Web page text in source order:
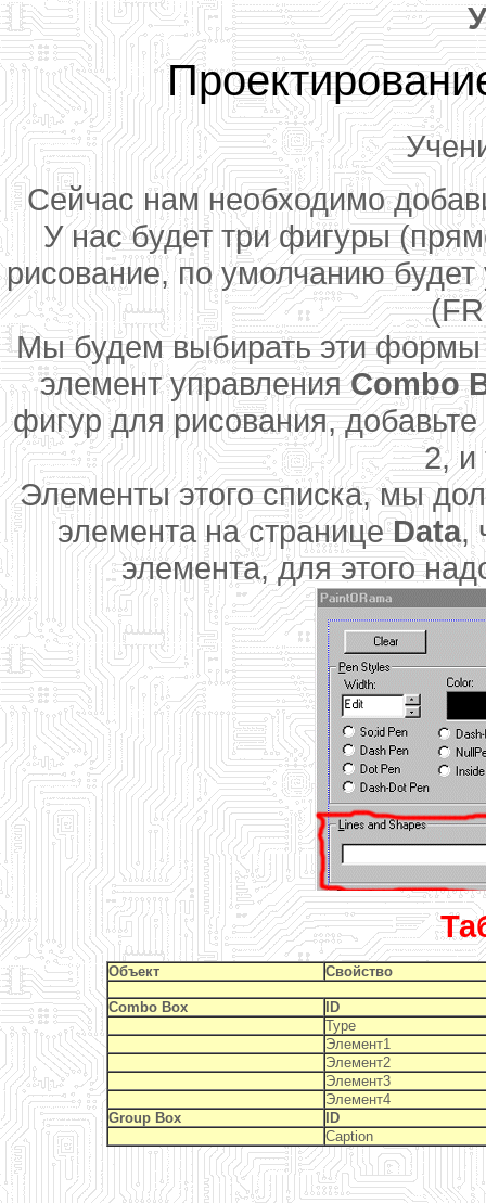
Сейчас нам необходимо
У нас будет три фигуры
рисование, по умолчанию будет
Мы будем выбирать эти формы
элемент управленияCombo
фигур для рисования,
2, и
Элементы этого списка, мы
элемента на страницеData,
элемента, для этого
Объект Свойство
Combo Box
ID
Type
Элемент1
Элемент2
Элемент3
Элемент4
Group Box
ID
Caption